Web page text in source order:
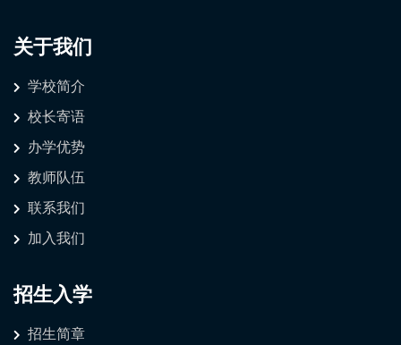
关于我们
学校简介
校长寄语
办学优势
教师队伍
联系我们
加入我们
招生入学
招生简章